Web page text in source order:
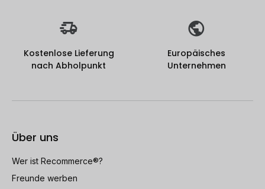
Kostenlose Lieferung
nach Abholpunkt
Europäisches
Unternehmen
Über uns
Wer ist Recommerce®?
Freunde werben